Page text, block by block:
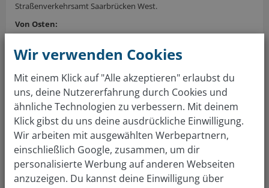
Straßenverkehrsamt Saarbrücken West.
Von Osten:
B51 von Mitte Richtung Westen über Breite Straße. Anschließend
Hochstraße, folgen und im Kreisverkehr zweite Ausfahrt nehmen,
anschließend leicht nach rechts abbiegen. Hochstraße wird zu
Burbacher Markt, Ankunft Straßenverkehrsamt Saarbrücken West.
Von Norden:
L272 Richtung Süden über Pfaffenkopfstraße und Jakobstraße
fahren. Links auf Bergstraße/B51 abbiegen. Links abbiegen in Im
Etzel, am Burbacher Markt zum Straßenverkehrsamt Saarbrücken
West.
Von Süden:
Krughütter Straße Richtung Norden fahren und rechts zur
Hauptstraße abbiegen. Weiter auf Burbacher Straße, dann links in
Wir verwenden Cookies
Mit einem Klick auf "Alle akzeptieren" erlaubst du
uns, deine Nutzererfahrung durch Cookies und
ähnliche Technologien zu verbessern. Mit deinem
Klick gibst du uns deine ausdrückliche Einwilligung.
Wir arbeiten mit ausgewählten Werbepartnern,
einschließlich Google, zusammen, um dir
personalisierte Werbung auf anderen Webseiten
anzuzeigen. Du kannst deine Einwilligung über